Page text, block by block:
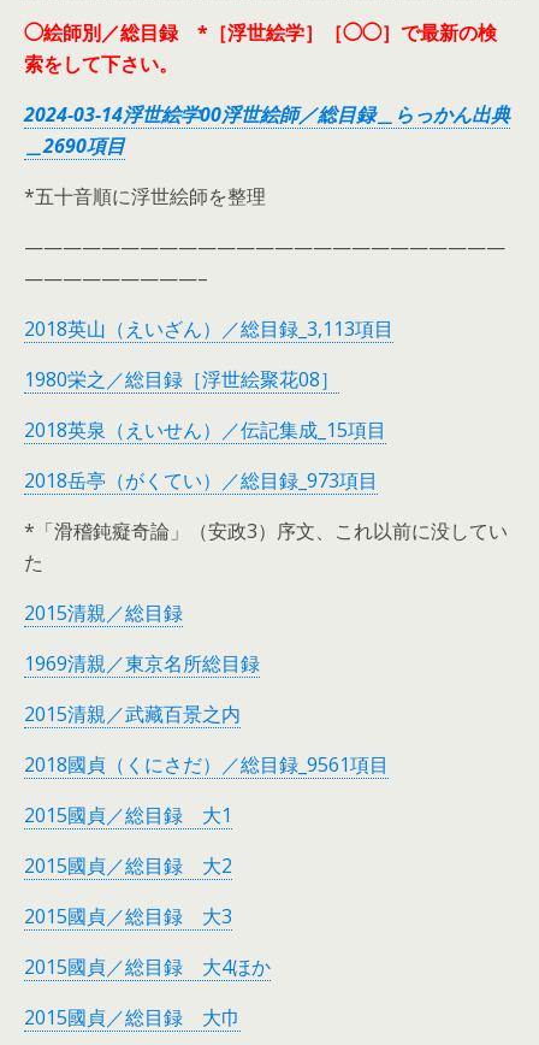
◯絵師別／総目録 *［浮世絵学］［◯◯］で最新の検
索をして下さい。
2024-03-14浮世絵学00浮世絵師／総目録＿らっかん出典
＿2690項目
*五十音順に浮世絵師を整理
—————————————————————————
—————————–
2018英山（えいざん）／総目録_3,113項目
1980栄之／総目録［浮世絵聚花08］
2018英泉（えいせん）／伝記集成_15項目
2018岳亭（がくてい）／総目録_973項目
*「滑稽鈍癡奇論」（安政3）序文、これ以前に没してい
た
2015清親／総目録
1969清親／東京名所総目録
2015清親／武藏百景之内
2018國貞（くにさだ）／総目録_9561項目
2015國貞／総目録 大1
2015國貞／総目録 大2
2015國貞／総目録 大3
2015國貞／総目録 大4ほか
2015國貞／総目録 大巾